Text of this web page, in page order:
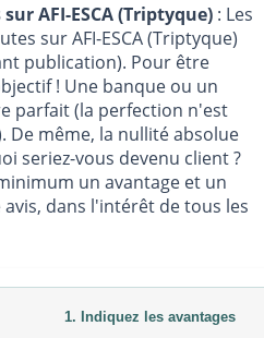
AFI-ESCA (Triptyque) : Les
sur AFI-ESCA (Triptyque)
publication). Pour être
! Une banque ou un
parfait (la perfection n'est
De même, la nullité absolue
seriez-vous devenu client ?
un avantage et un
dans l'intérêt de tous les
1. Indiquez les avantages